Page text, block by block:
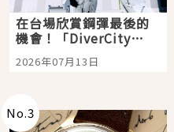
在台場欣賞鋼彈最後的
機會！「DiverCity
Tokyo Plaza」搭船、
購物、美食及夜景，一
2026年07月13日
No.3